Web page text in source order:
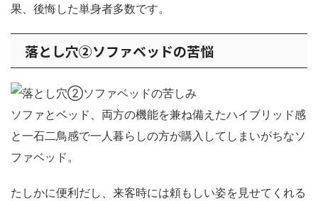
果、後悔した単身者多数です。
落とし穴②ソファベッドの苦悩
ソファとベッド、両方の機能を兼ね備えたハイブリッド感
と一石二鳥感で一人暮らしの方が購入してしまいがちなソ
ファベッド。
たしかに便利だし、来客時には頼もしい姿を見せてくれる